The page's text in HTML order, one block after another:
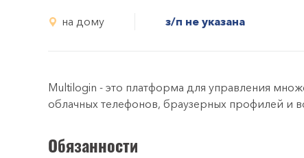
на дому з/п не указана
Multilogin - это платформа для управления
облачных телефонов, браузерных профилей и
Обязанности